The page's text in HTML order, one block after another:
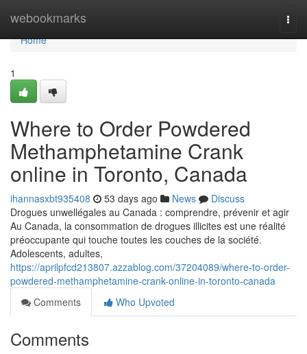
webookmarks
Home
Home
1
Where to Order Powdered
Methamphetamine Crank
online in Toronto, Canada
ihannasxbt935408 53 days ago News
Discuss
Drogues unwellégales au Canada : comprendre, prévenir et agir
Au Canada, la consommation de drogues illicites est une réalité
préoccupante qui touche toutes les couches de la société.
Adolescents, adultes,
https://aprilpfcd213807.azzablog.com/37204089/where-to-order-
powdered-methamphetamine-crank-online-in-toronto-canada
Comments
Who Upvoted
Comments